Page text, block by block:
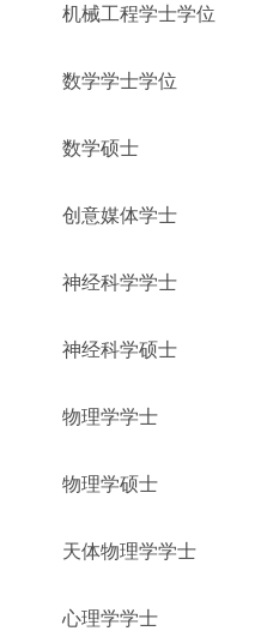
机械工程学士学位
数学学士学位
数学硕士
创意媒体学士
神经科学学士
神经科学硕士
物理学学士
物理学硕士
天体物理学学士
心理学学士